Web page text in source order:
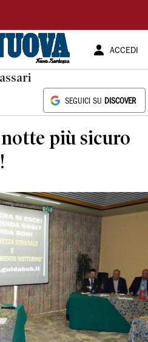
ACCEDI
SEGUICI SU DISCOVER
più sicuro